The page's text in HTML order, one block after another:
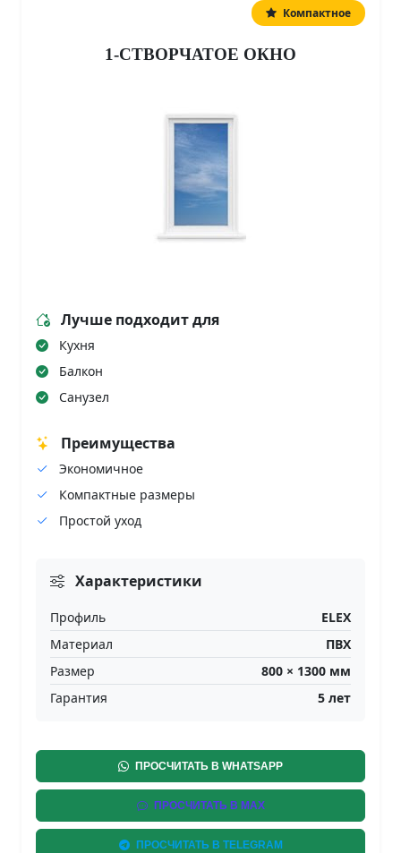
Компактное
1-СТВОРЧАТОЕ ОКНО
Лучше подходит для
Кухня
Балкон
Санузел
Преимущества
Экономичное
Компактные размеры
Простой уход
Характеристики
Профиль
ELEX
Материал
ПВХ
Размер
800 × 1300 мм
Гарантия
5 лет
ПРОСЧИТАТЬ В WHATSAPP
ПРОСЧИТАТЬ В MAX
ПРОСЧИТАТЬ В TELEGRAM